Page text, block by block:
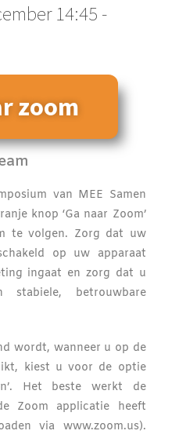
14:45 -
zoom
van MEE Samen
knop ‘Ga naar Zoom’
te volgen. Zorg dat uw
op uw apparaat
ingaat en zorg dat u
stabiele, betrouwbare
wordt, wanneer u op de
kiest u voor de optie
Het beste werkt de
Zoom applicatie heeft
via www.zoom.us).